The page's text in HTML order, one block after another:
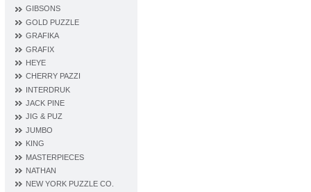
GIBSONS
GOLD PUZZLE
GRAFIKA
GRAFIX
HEYE
CHERRY PAZZI
INTERDRUK
JACK PINE
JIG & PUZ
JUMBO
KING
MASTERPIECES
NATHAN
NEW YORK PUZZLE CO.